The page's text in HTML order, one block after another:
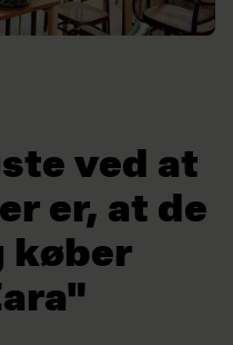
ved at
er, at de
køber